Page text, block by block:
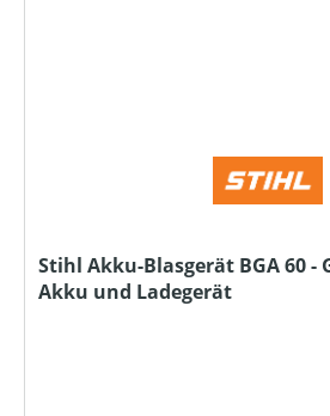
Stihl Akku-Blasgerät BGA 60 -
Akku und Ladegerät